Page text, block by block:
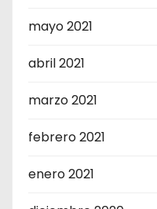
mayo 2021
abril 2021
marzo 2021
febrero 2021
enero 2021